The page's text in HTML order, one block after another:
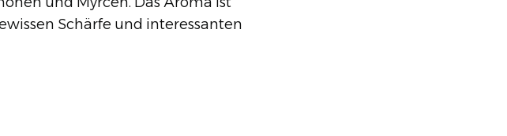
Schärfe und interessanten